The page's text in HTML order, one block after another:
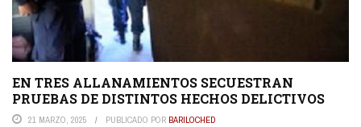
EN TRES ALLANAMIENTOS SECUESTRAN
PRUEBAS DE DISTINTOS HECHOS DELICTIVOS
21 MARZO, 2025 PUBLICADO POR BARILOCHED